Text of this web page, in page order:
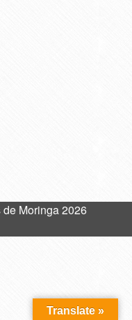
Moringa 2026
Translate »